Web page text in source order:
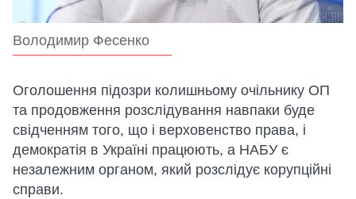
Володимир Фесенко
Оголошення підозри колишньому очільнику ОП
та продовження розслідування навпаки буде
свідченням того, що і верховенство права, і
демократія в Україні працюють, а НАБУ є
незалежним органом, який розслідує корупційні
справи.